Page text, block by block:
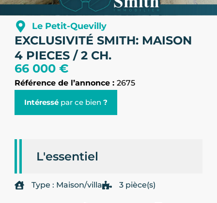
Le Petit-Quevilly
EXCLUSIVITÉ SMITH: MAISON
4 PIECES / 2 CH.
66 000 €
Référence de l’annonce : 2675
Intéressé par ce bien ?
L'essentiel
Type : Maison/villa 3 pièce(s)